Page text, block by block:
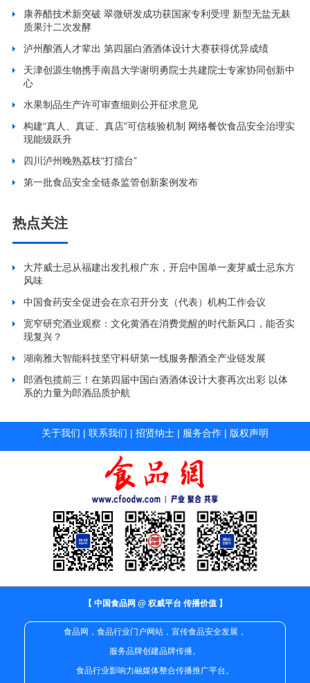
康养醋技术新突破 翠微研发成功获国家专利受理 新型无盐无麸
质果汁二次发酵
泸州酿酒人才辈出 第四届白酒酒体设计大赛获得优异成绩
天津创源生物携手南昌大学谢明勇院士共建院士专家协同创新中
心
水果制品生产许可审查细则公开征求意见
构建“真人、真证、真店”可信核验机制 网络餐饮食品安全治理实
现能级跃升
四川泸州晚熟荔枝“打擂台”
第一批食品安全全链条监管创新案例发布
热点关注
大芹威士忌从福建出发扎根广东，开启中国单一麦芽威士忌东方
风味
中国食药安全促进会在京召开分支（代表）机构工作会议
宽窄研究酒业观察：文化黄酒在消费觉醒的时代新风口，能否实
现复兴？
湖南雅大智能科技坚守科研第一线服务酿酒全产业链发展
郎酒包揽前三！在第四届中国白酒酒体设计大赛再次出彩 以体
系的力量为郎酒品质护航
关于我们 | 联系我们 | 招贤纳士 | 服务合作 | 版权声明
【 中国食品网 @ 权威平台 传播价值 】
食品网，食品行业门户网站，宣传食品安全发展，
服务品牌创建品牌传播。
食品行业影响力融媒体整合传播推广平台。